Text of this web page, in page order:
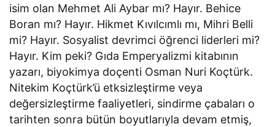
isim olan Mehmet Ali Aybar mı? Hayır. Behice
Boran mı? Hayır. Hikmet Kıvılcımlı mı, Mihri Belli
mi? Hayır. Sosyalist devrimci öğrenci liderleri mi?
Hayır. Kim peki? Gıda Emperyalizmi kitabının
yazarı, biyokimya doçenti Osman Nuri Koçtürk.
Nitekim Koçtürk’ü etksizleştirme veya
değersizleştirme faaliyetleri, sindirme çabaları o
tarihten sonra bütün boyutlarıyla devam etmiş,